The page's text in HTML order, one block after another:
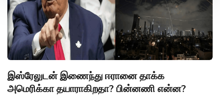
இஸ்ரேலுடன் இணைந்து ஈரானை தாக்க
அமெரிக்கா தயாராகிறதா? பின்னணி என்ன?